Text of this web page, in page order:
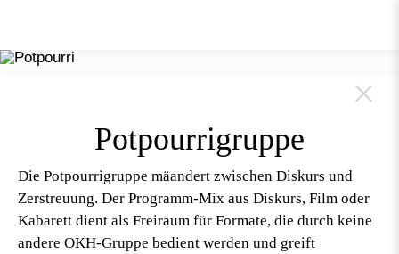
Potpourrigruppe
Die Potpourrigruppe mäandert zwischen Diskurs und
Zerstreuung. Der Programm-Mix aus Diskurs, Film oder
Kabarett dient als Freiraum für Formate, die durch keine
andere OKH-Gruppe bedient werden und greift